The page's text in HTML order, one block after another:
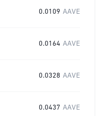
0.0109 AAVE
0.0164 AAVE
0.0328 AAVE
0.0437 AAVE